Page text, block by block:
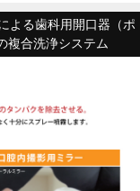
よる歯科用開口器（ポ
複合洗浄システム